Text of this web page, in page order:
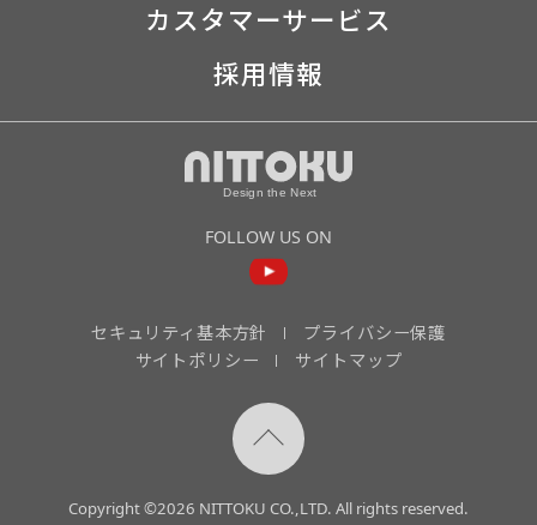
カスタマーサービス
採用情報
FOLLOW US ON
セキュリティ基本方針
プライバシー保護
サイトポリシー
サイトマップ
Copyright ©2026 NITTOKU CO.,LTD. All rights reserved.